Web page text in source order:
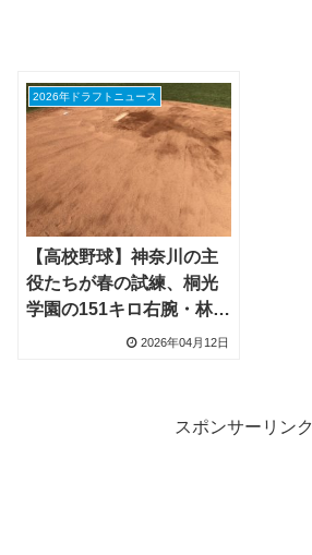
2026年ドラフトニュース
【高校野球】神奈川の主
役たちが春の試練、桐光
学園の151キロ右腕・林晃
成投手と法政二の4番・榑
2026年04月12日
スポンサーリンク